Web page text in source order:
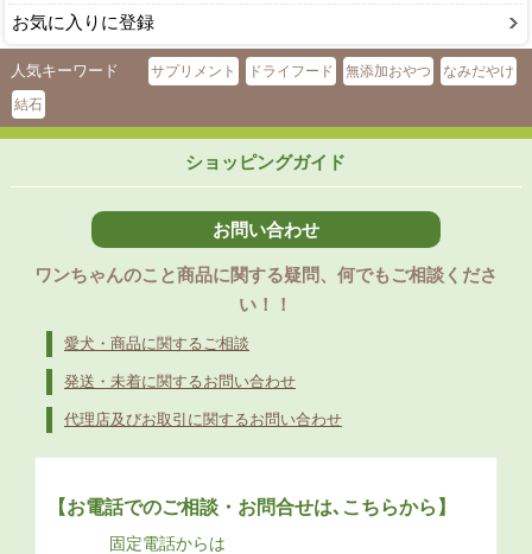
お気に入りに登録
人気キーワード サプリメント ドライフード 無添加おやつ
なみだやけ
結石
ショッピングガイド
お問い合わせ
ワンちゃんのこと商品に関する疑問、何でもご相談くださ
い！！
愛犬・商品に関するご相談
発送・未着に関するお問い合わせ
代理店及びお取引に関するお問い合わせ
【お電話でのご相談・お問合せは､こちらから】
固定電話からは